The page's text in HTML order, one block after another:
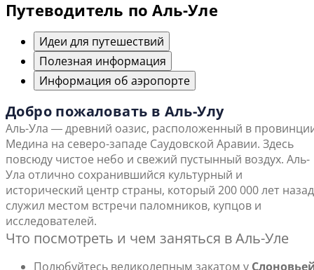
Путеводитель по Аль-Уле
Идеи для путешествий
Полезная информация
Информация об аэропорте
Добро пожаловать в Аль-Улу
Аль-Ула ― древний оазис, расположенный в
Медина на северо-западе Саудовской Аравии. Здесь
повсюду чистое небо и свежий пустынный воздух. Аль-
Ула отлично сохранившийся культурный и
исторический центр страны, который 200 000 лет назад
служил местом встречи паломников, купцов и
исследователей.
Что посмотреть и чем заняться в Аль-Уле
Полюбуйтесь великолепным закатом у